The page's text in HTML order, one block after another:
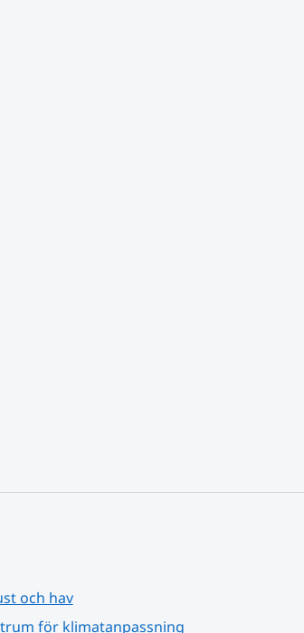
och hav
för klimatanpassning